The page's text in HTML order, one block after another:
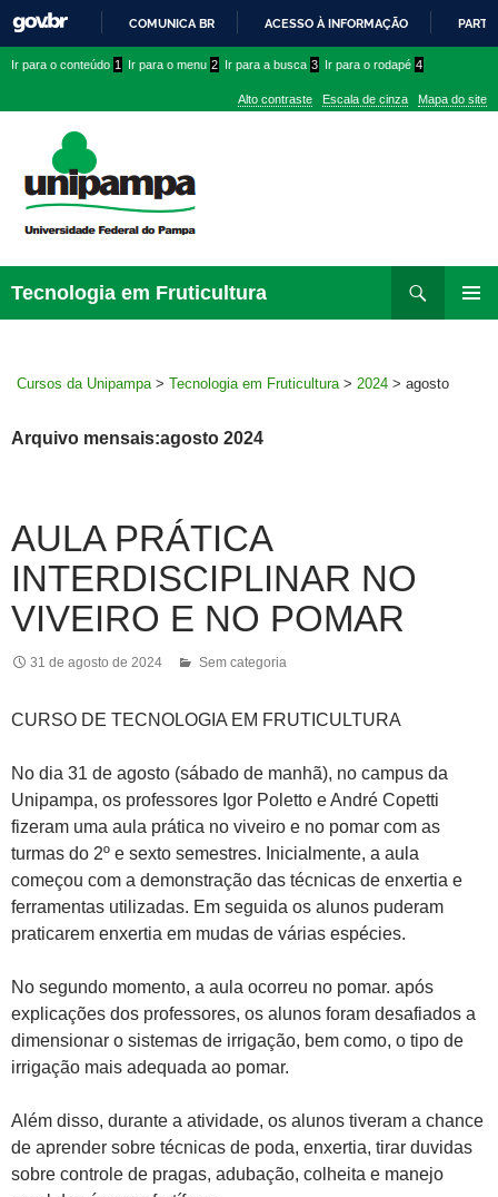
PARA
CONTEÚDO
COMUNICA BR ACESSO À INFORMAÇÃO
conteúdo
menu
superior
menu
Ir para o conteúdo 1 Ir para o menu 2 Ir para a busca 3 Ir para o rodapé 4
Alto contraste Escala de cinza Mapa do site
Tecnologia em Fruticultura
para
Cursos da Unipampa > Tecnologia em Fruticultura > 2024 > agosto
Arquivo mensais:agosto 2024
AULA PRÁTICA
INTERDISCIPLINAR NO
VIVEIRO E NO POMAR
31 de agosto de 2024 Sem categoria
CURSO DE TECNOLOGIA EM FRUTICULTURA
No dia 31 de agosto (sábado de manhã), no campus da
Unipampa, os professores Igor Poletto e André Copetti
fizeram uma aula prática no viveiro e no pomar com as
turmas do 2º e sexto semestres. Inicialmente, a aula
começou com a demonstração das técnicas de enxertia e
ferramentas utilizadas. Em seguida os alunos puderam
praticarem enxertia em mudas de várias espécies.
No segundo momento, a aula ocorreu no pomar. após
explicações dos professores, os alunos foram desafiados a
dimensionar o sistemas de irrigação, bem como, o tipo de
irrigação mais adequada ao pomar.
Além disso, durante a atividade, os alunos tiveram a chance
de aprender sobre técnicas de poda, enxertia, tirar duvidas
sobre controle de pragas, adubação, colheita e manejo